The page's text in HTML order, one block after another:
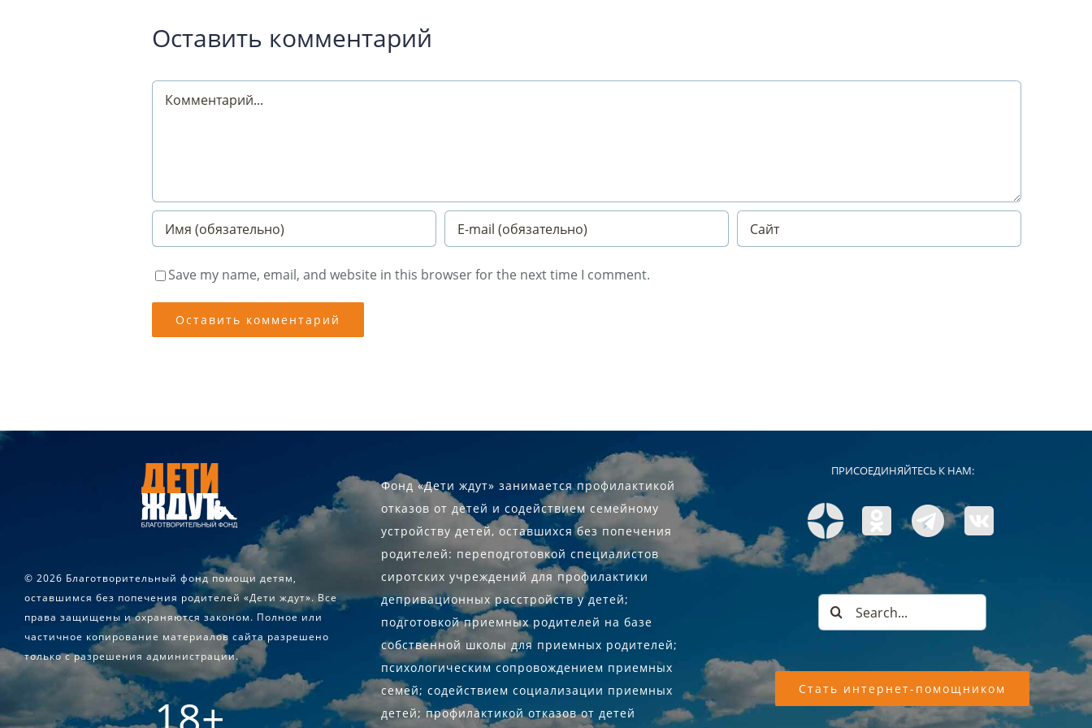
Оставить комментарий
Comment
Save my name, email, and website in this browser for the next time I comment.
© 2026 Благотворительный фонд помощи детям,
оставшимся без попечения родителей «Дети ждут». Все
права защищены и охраняются законом. Полное или
частичное копирование материалов сайта разрешено
только с разрешения администрации.
Фонд «Дети ждут» занимается профилактикой
отказов от детей и содействием семейному
устройству детей, оставшихся без попечения
родителей: переподготовкой специалистов
сиротских учреждений для профилактики
депривационных расстройств у детей;
подготовкой приемных родителей на базе
собственной школы для приемных родителей;
психологическим сопровождением приемных
семей; содействием социализации приемных
детей; профилактикой отказов от детей
ПРИСОЕДИНЯЙТЕСЬ К НАМ:
Search
for:
Стать интернет-помощником